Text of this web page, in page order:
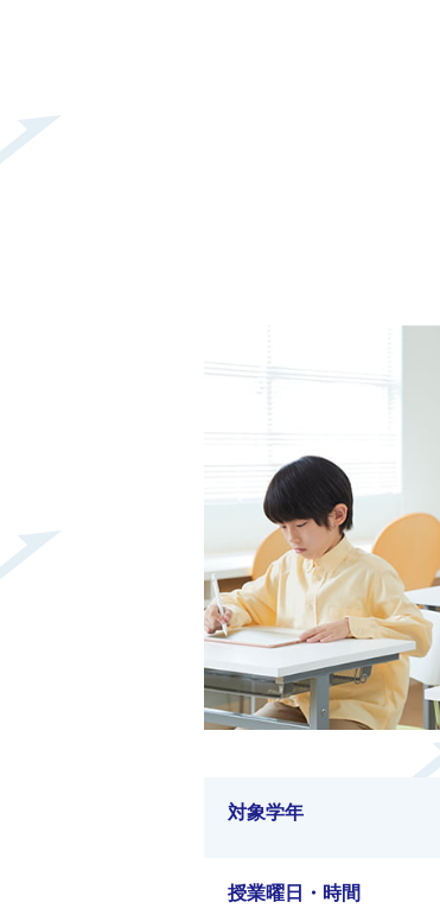
対象学年
授業曜日・時間